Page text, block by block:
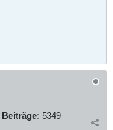
Beiträge: 5349